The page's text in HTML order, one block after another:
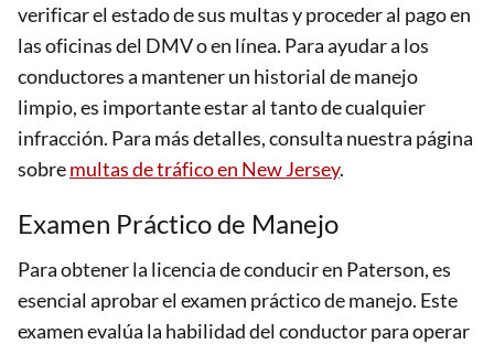
verificar el estado de sus multas y proceder al pago en
las oficinas del DMV o en línea. Para ayudar a los
conductores a mantener un historial de manejo
limpio, es importante estar al tanto de cualquier
infracción. Para más detalles, consulta nuestra página
sobremultas de tráfico en New Jersey.
Examen Práctico de Manejo
Para obtener la licencia de conducir en Paterson, es
esencial aprobar el examen práctico de manejo. Este
examen evalúa la habilidad del conductor para operar